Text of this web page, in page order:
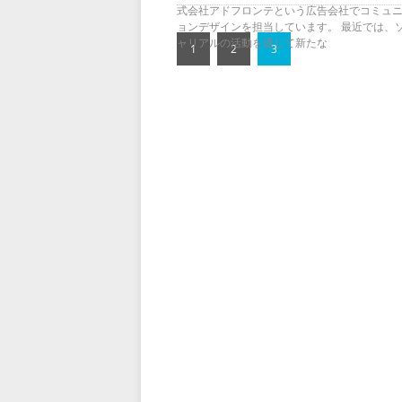
式会社アドフロンテという広告会社でコミュ
ョンデザインを担当しています。 最近では、
ャリアルの活動を通じて新たな
1 2 3